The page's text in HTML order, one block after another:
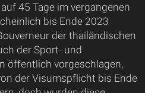
45 Tage im vergangenen
bis Ende 2023
der thailändischen
der Sport- und
öffentlich vorgeschlagen,
der Visumspflicht bis Ende